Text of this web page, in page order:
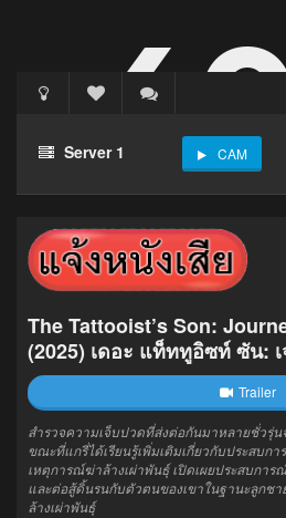
Server 1 CAM
The Tattooist’s Son:
(2025) เดอะ แท็ททูอิซท์ ซัน:
Trailer
สำรวจความเจ็บปวดที่ส่งต่อกันมาหลายชั่วรุ่
ขณะที่แกรี่ได้เรียนรู้เพิ่มเติมเกี่ยวกับประสบก
เหตุการณ์ฆ่าล้างเผ่าพันธุ์ เปิดเผยประสบกา
และต่อสู้ดิ้นรนกับตัวตนของเขาในฐานะลูกช
ล้างเผ่าพันธุ์